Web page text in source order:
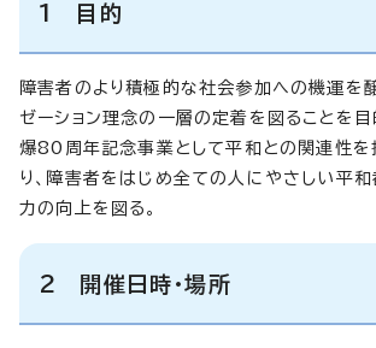
1 目的
障害者のより積極的な社会参加への機運を醸
ゼーション理念の一層の定着を図ることを目
爆80周年記念事業として平和との関連性を
り、障害者をはじめ全ての人にやさしい平
力の向上を図る。
2 開催日時・場所